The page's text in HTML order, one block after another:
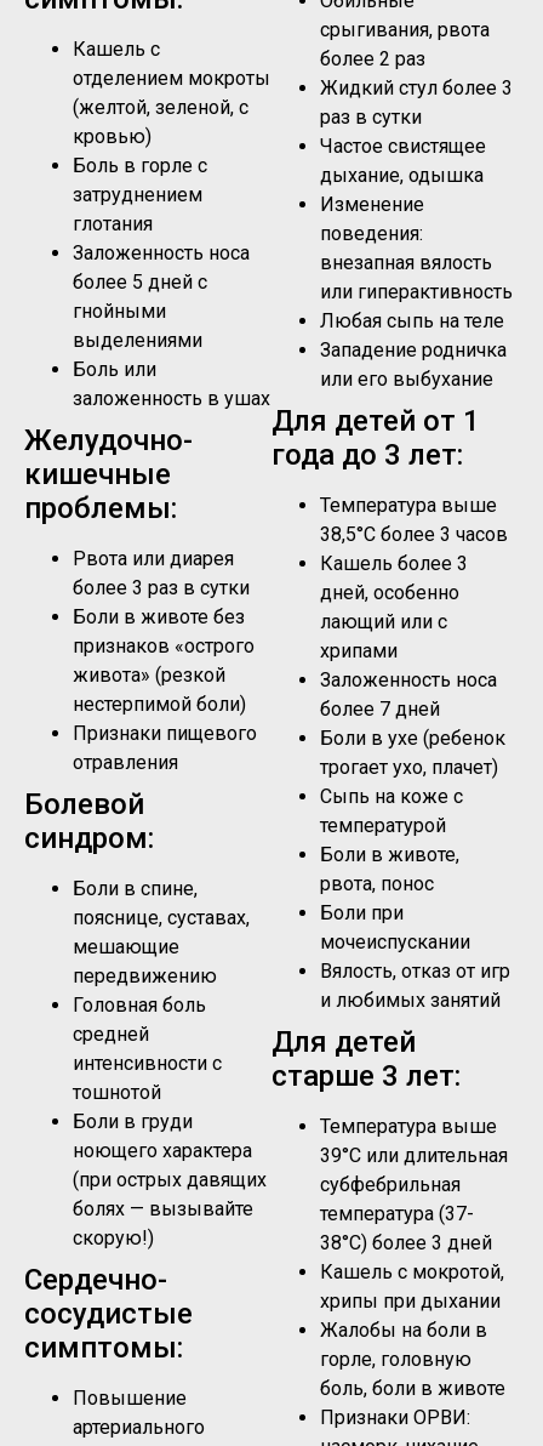
Кашель с
отделением мокроты
(желтой, зеленой, с
кровью)
Боль в горле с
затруднением
глотания
Заложенность носа
более 5 дней с
гнойными
выделениями
Боль или
заложенность в ушах
Желудочно-
кишечные
проблемы:
Рвота или диарея
более 3 раз в сутки
Боли в животе без
признаков «острого
живота» (резкой
нестерпимой боли)
Признаки пищевого
отравления
Болевой
синдром:
Боли в спине,
пояснице, суставах,
мешающие
передвижению
Головная боль
средней
интенсивности с
тошнотой
Боли в груди
ноющего характера
(при острых давящих
болях — вызывайте
скорую!)
Сердечно-
сосудистые
симптомы:
Повышение
артериального
срыгивания, рвота
более 2 раз
Жидкий стул более 3
раз в сутки
Частое свистящее
дыхание, одышка
Изменение
поведения:
внезапная вялость
или гиперактивность
Любая сыпь на теле
Западение родничка
или его выбухание
Для детей от 1
года до 3 лет:
Температура выше
38,5°C более 3 часов
Кашель более 3
дней, особенно
лающий или с
хрипами
Заложенность носа
более 7 дней
Боли в ухе (ребенок
трогает ухо, плачет)
Сыпь на коже с
температурой
Боли в животе,
рвота, понос
Боли при
мочеиспускании
Вялость, отказ от игр
и любимых занятий
Для детей
старше 3 лет:
Температура выше
39°C или длительная
субфебрильная
температура (37-
38°C) более 3 дней
Кашель с мокротой,
хрипы при дыхании
Жалобы на боли в
горле, головную
боль, боли в животе
Признаки ОРВИ: